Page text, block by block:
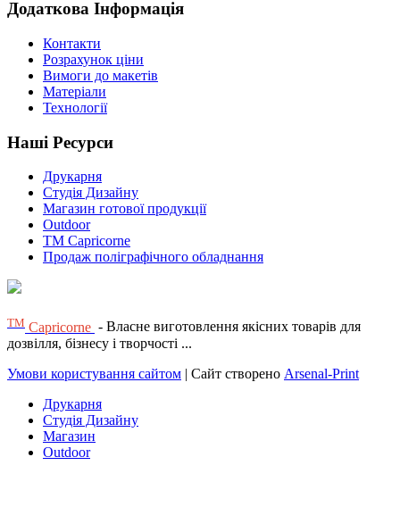
Додаткова Інформація
Контакти
Розрахунок ціни
Вимоги до макетів
Матеріали
Технології
Наші Ресурси
Друкарня
Студія Дизайну
Магазин готової продукції
Outdoor
TM Capricorne
Продаж поліграфічного обладнання
ТМ Capricorne - Власне виготовлення якісних товарів для
дозвілля, бізнесу і творчості ...
Умови користування сайтом | Сайт створено Arsenal-Print
Друкарня
Студія Дизайну
Магазин
Outdoor